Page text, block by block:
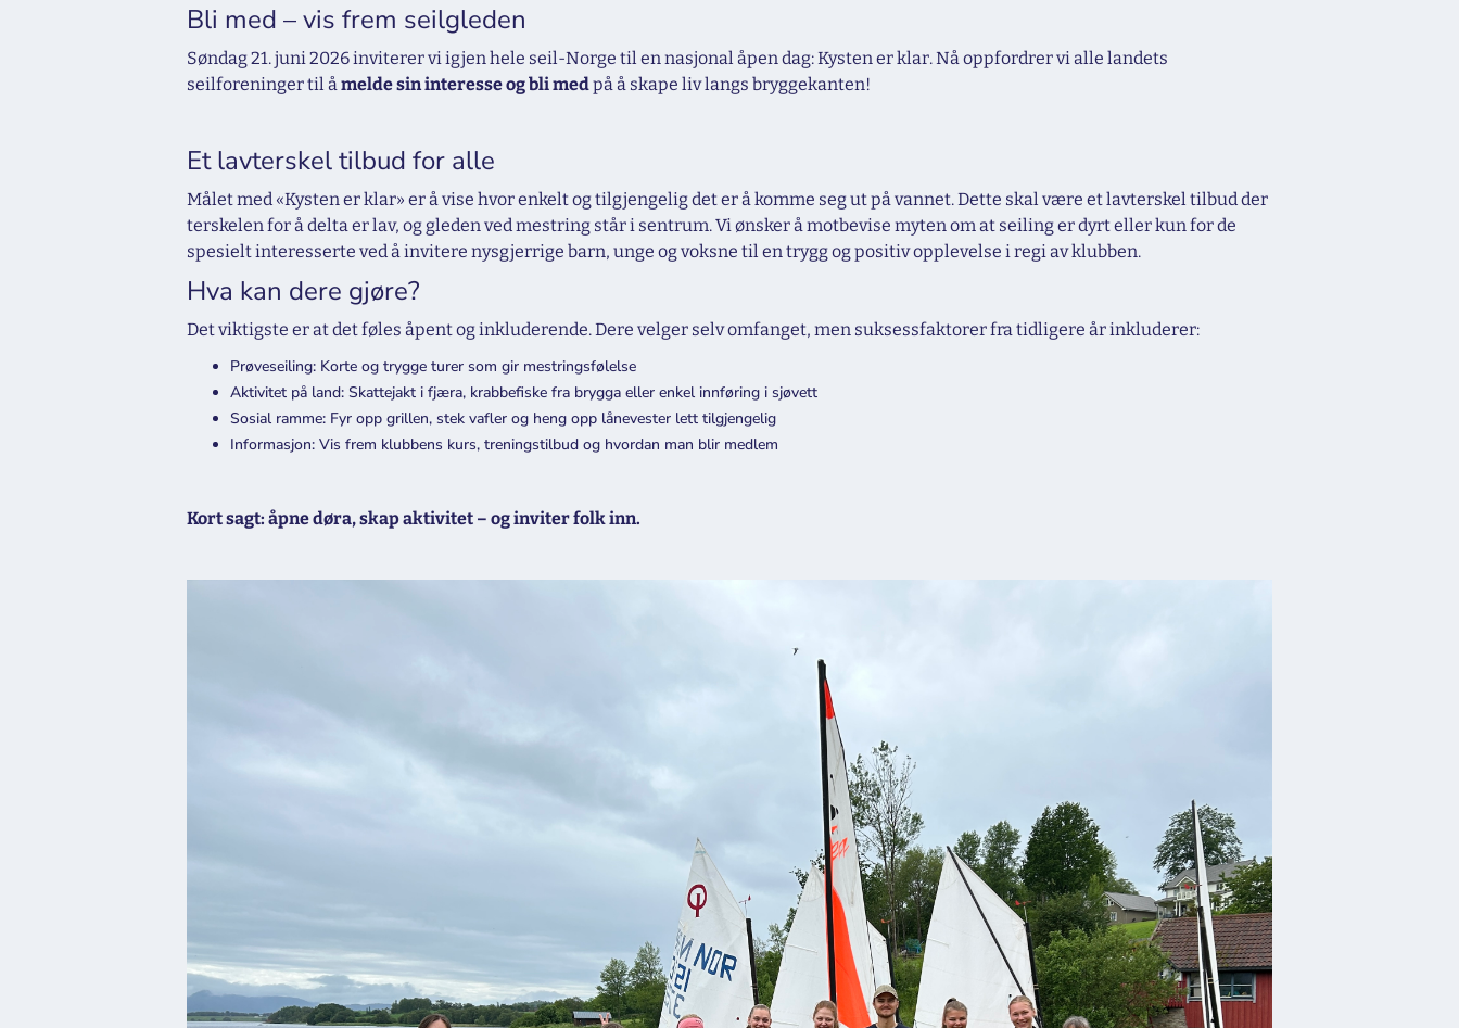
Bli med – vis frem seilgleden
Søndag 21. juni 2026 inviterer vi igjen hele seil-Norge til en nasjonal åpen dag: Kysten er klar. Nå oppfordrer vi alle landets
seilforeninger til å melde sin interesse og bli med på å skape liv langs bryggekanten!
Et lavterskel tilbud for alle
Målet med «Kysten er klar» er å vise hvor enkelt og tilgjengelig det er å komme seg ut på vannet. Dette skal være et lavterskel tilbud der
terskelen for å delta er lav, og gleden ved mestring står i sentrum. Vi ønsker å motbevise myten om at seiling er dyrt eller kun for de
spesielt interesserte ved å invitere nysgjerrige barn, unge og voksne til en trygg og positiv opplevelse i regi av klubben.
Hva kan dere gjøre?
Det viktigste er at det føles åpent og inkluderende. Dere velger selv omfanget, men suksessfaktorer fra tidligere år inkluderer:
Prøveseiling: Korte og trygge turer som gir mestringsfølelse
Aktivitet på land: Skattejakt i fjæra, krabbefiske fra brygga eller enkel innføring i sjøvett
Sosial ramme: Fyr opp grillen, stek vafler og heng opp lånevester lett tilgjengelig
Informasjon: Vis frem klubbens kurs, treningstilbud og hvordan man blir medlem
Kort sagt: åpne døra, skap aktivitet – og inviter folk inn.